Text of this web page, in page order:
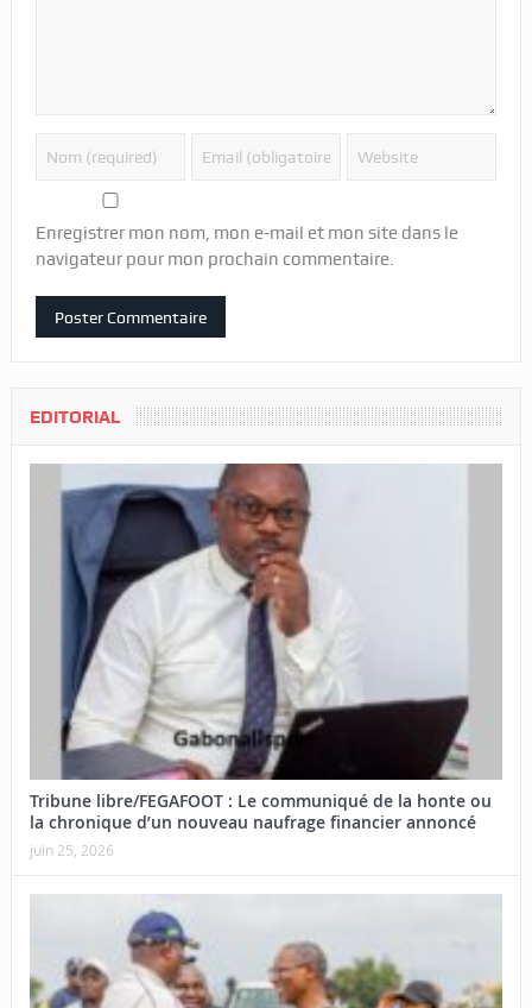
Enregistrer mon nom, mon e-mail et mon site dans le
navigateur pour mon prochain commentaire.
EDITORIAL
Tribune libre/FEGAFOOT : Le communiqué de la honte ou
la chronique d’un nouveau naufrage financier annoncé
juin 25, 2026